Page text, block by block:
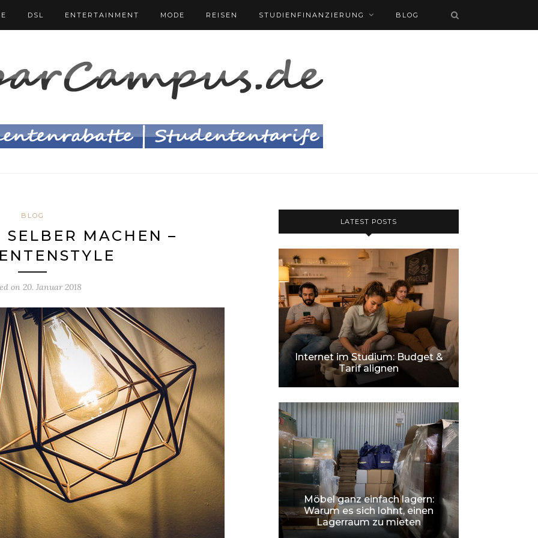
DSL ENTERTAINMENT MODE REISEN STUDIENFINANZIERUNG BLOG
BLOG
MACHEN –
on 20. Januar 2018
LATEST POSTS
Internet im Studium: Budget &
Tarif alignen
Möbel ganz einfach lagern:
Warum es sich lohnt, einen
Lagerraum zu mieten